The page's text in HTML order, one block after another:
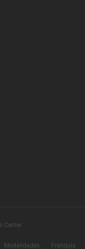
Center
Modalidades Franquia